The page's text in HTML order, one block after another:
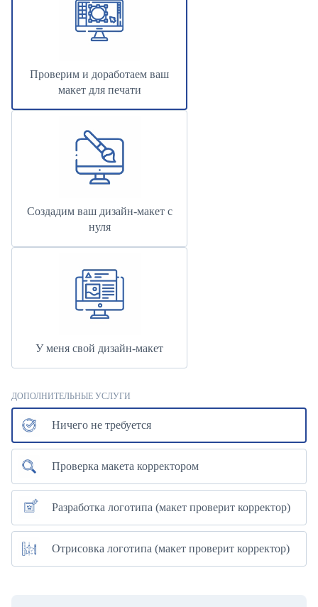
Проверим и доработаем ваш
макет для печати
Создадим ваш дизайн-макет с
нуля
У меня свой дизайн-макет
ДОПОЛНИТЕЛЬНЫЕ УСЛУГИ
Ничего не требуется
Проверка макета корректором
Разработка логотипа (макет проверит корректор)
Отрисовка логотипа (макет проверит корректор)